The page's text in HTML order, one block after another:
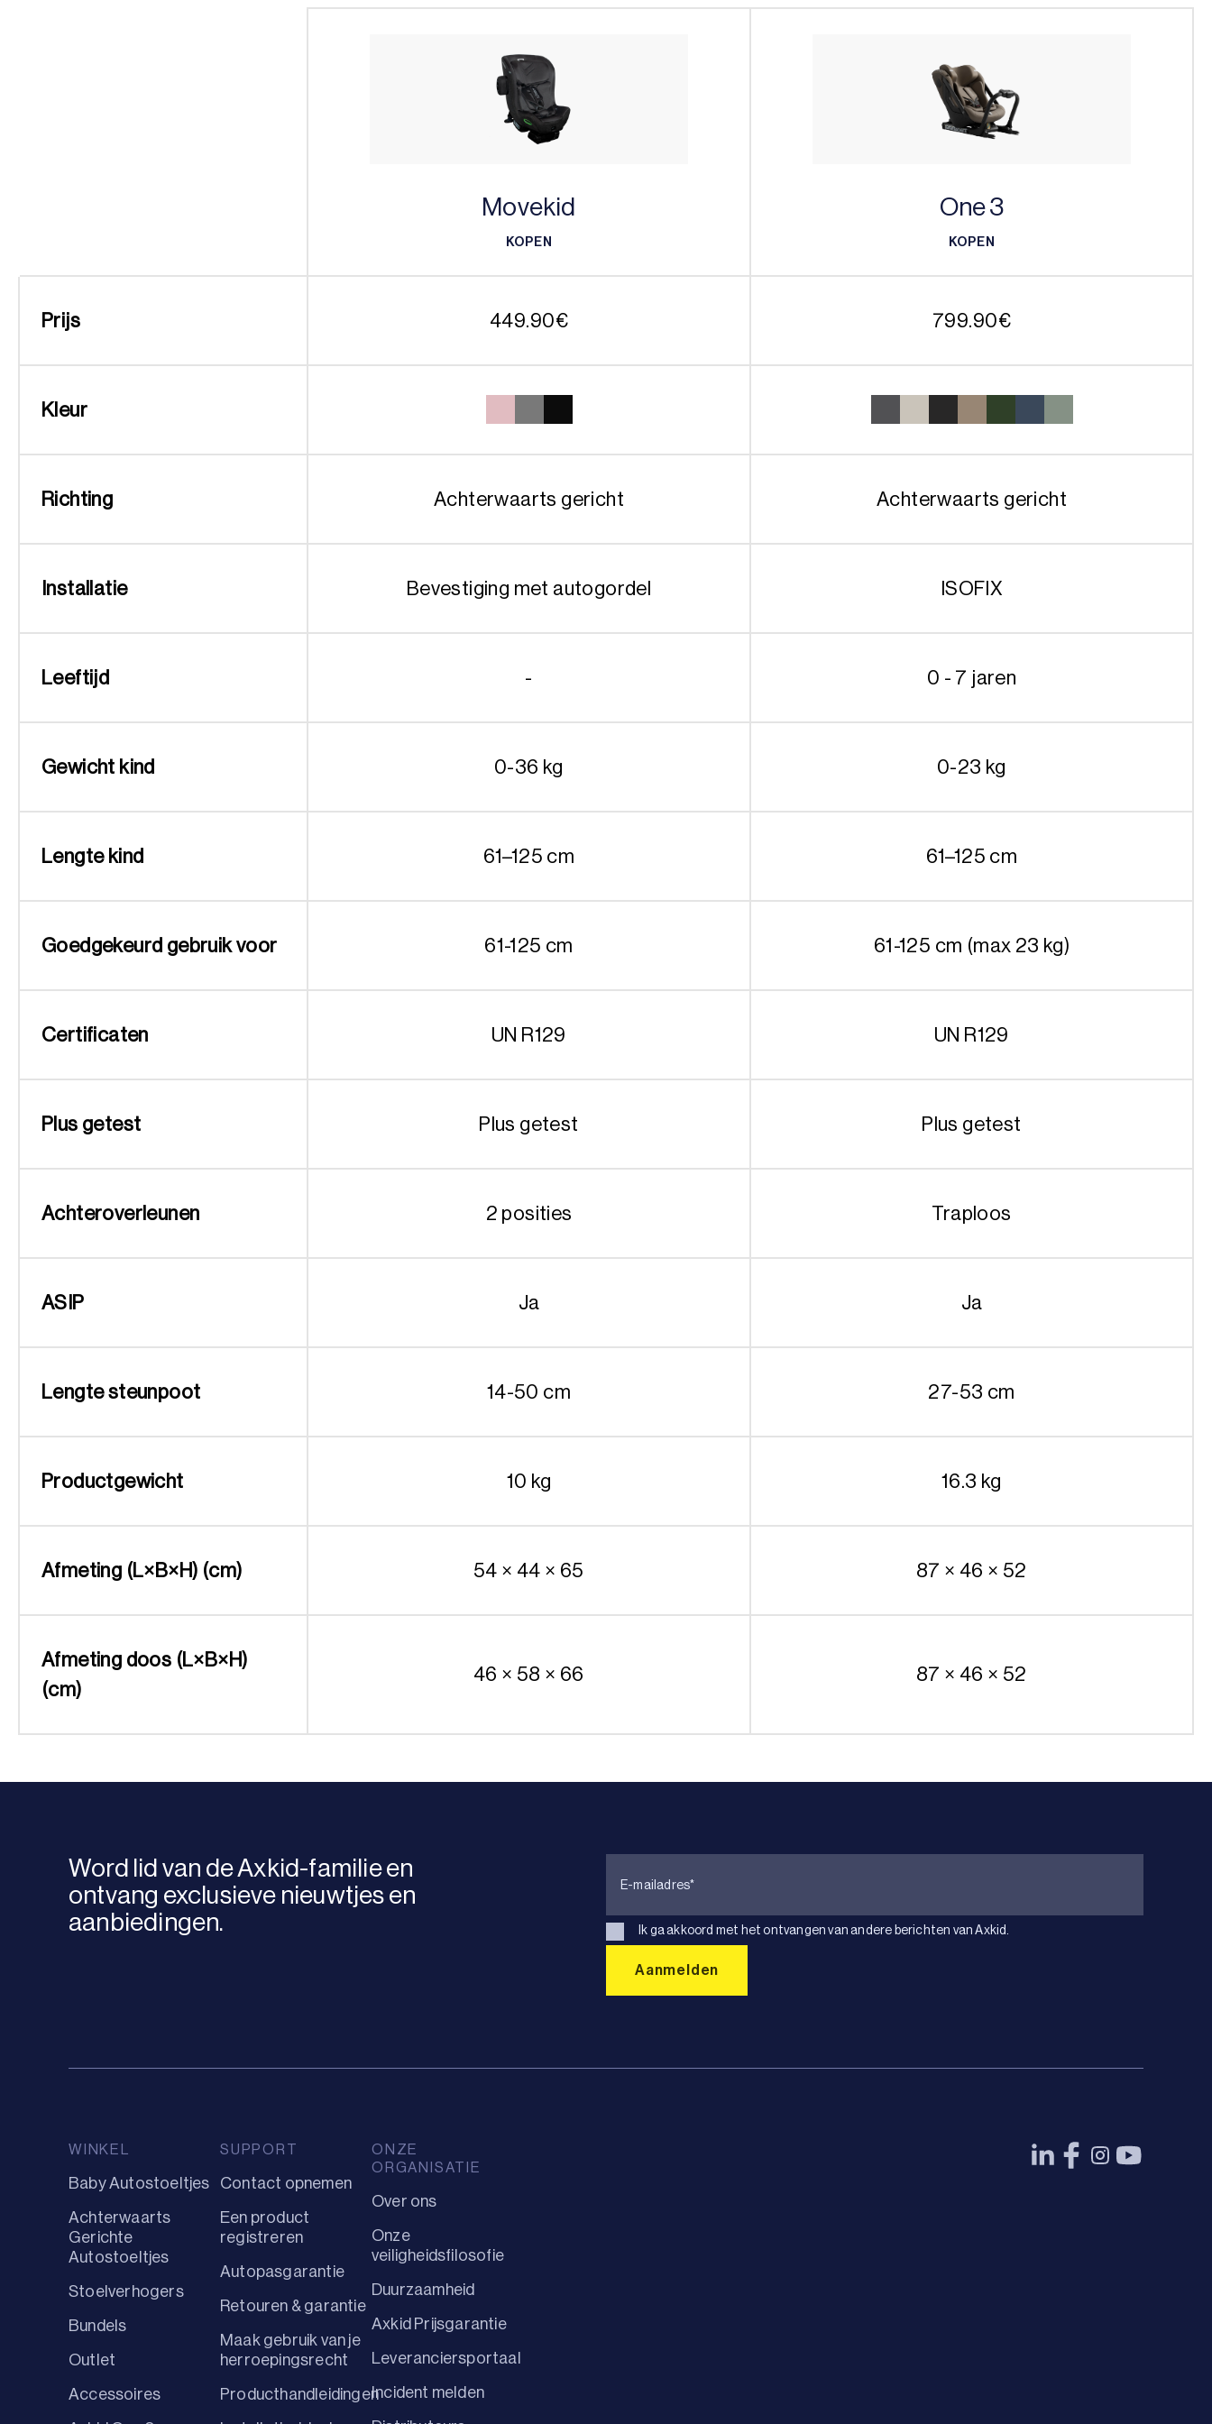
Movekid
KOPEN
One 3
KOPEN
Prijs 449.90€ 799.90€
Kleur
Richting Achterwaarts gericht Achterwaarts gericht
Installatie Bevestiging met autogordel ISOFIX
Leeftijd - 0 - 7 jaren
Gewicht kind 0-36 kg 0-23 kg
Lengte kind 61–125 cm 61–125 cm
Goedgekeurd gebruik voor 61-125 cm 61-125 cm (max 23 kg)
Certificaten UN R129 UN R129
Plus getest Plus getest Plus getest
Achteroverleunen 2 posities Traploos
ASIP Ja Ja
Lengte steunpoot 14-50 cm 27-53 cm
Productgewicht 10 kg 16.3 kg
Afmeting (L×B×H) (cm) 54 × 44 × 65 87 × 46 × 52
Afmeting doos (L×B×H)
(cm)
46 × 58 × 66 87 × 46 × 52
Word lid van de Axkid-familie en
ontvang exclusieve nieuwtjes en
aanbiedingen.
Ik ga akkoord met het ontvangen van andere berichten van Axkid.
WINKEL
Baby Autostoeltjes
Achterwaarts
Gerichte
Autostoeltjes
Stoelverhogers
Bundels
Outlet
Accessoires
SUPPORT
Contact opnemen
Een product
registreren
Autopasgarantie
Retouren & garantie
Maak gebruik van je
herroepingsrecht
Producthandleidingen
ONZE
ORGANISATIE
Over ons
Onze
veiligheidsfilosofie
Duurzaamheid
Axkid Prijsgarantie
Leveranciersportaal
Incident melden